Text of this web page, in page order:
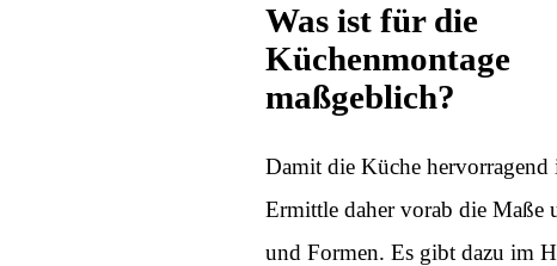
Was ist für die
Küchenmontage
maßgeblich?
Damit die Küche hervorragend
Ermittle daher vorab die Maße
und Formen. Es gibt dazu im